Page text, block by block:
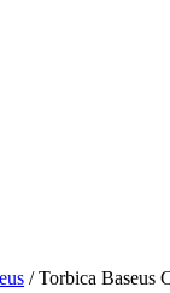
/ Torbica Baseus